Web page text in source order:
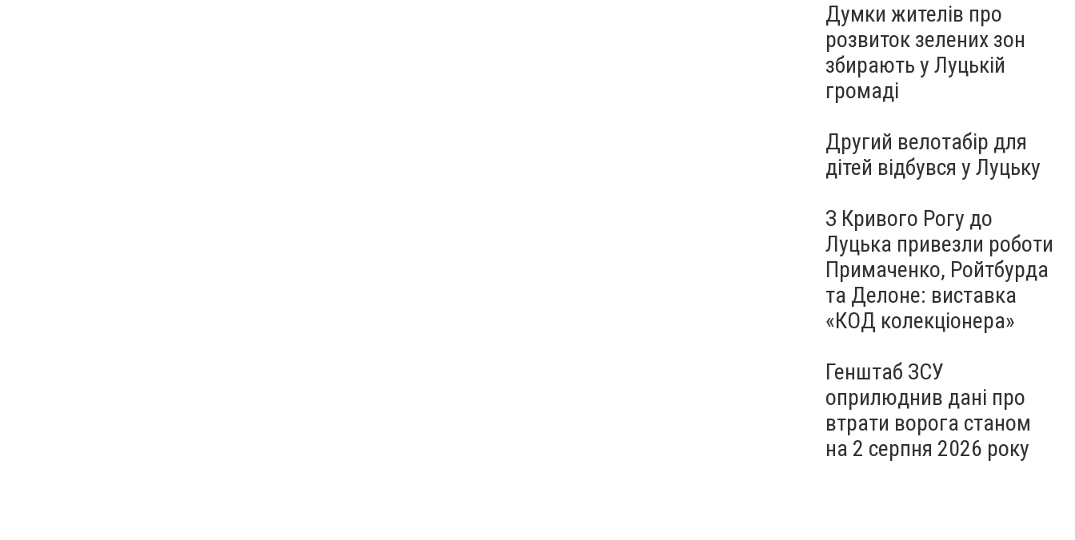
Думки жителів про
розвиток зелених зон
збирають у Луцькій
громаді
Другий велотабір для
дітей відбувся у Луцьку
З Кривого Рогу до
Луцька привезли роботи
Примаченко, Ройтбурда
та Делоне: виставка
«КОД колекціонера»
Генштаб ЗСУ
оприлюднив дані про
втрати ворога станом
на 2 серпня 2026 року